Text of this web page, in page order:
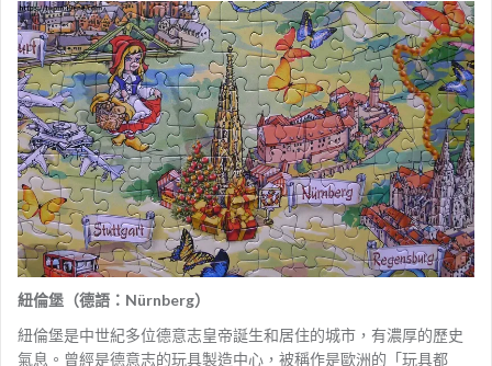
紐倫堡（德語： Nürnberg）
紐倫堡是中世紀多位德意志皇帝誕生和居住的城市，有濃厚的歷史
氣息。曾經是德意志的玩具製造中心，被稱作是歐洲的「玩具都